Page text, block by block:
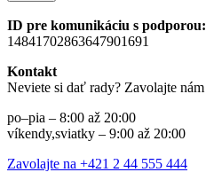
ID pre komunikáciu s podporou:
14841702863647901691
Kontakt
Neviete si dať rady? Zavolajte nám
po–pia – 8:00 až 20:00
víkendy,sviatky – 9:00 až 20:00
Zavolajte na +421 2 44 555 444